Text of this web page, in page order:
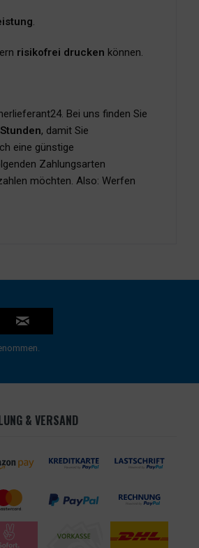
.
risikofrei drucken können.
Bei uns finden Sie
, damit Sie
eine günstige
Zahlungsarten
möchten. Also: Werfen
& VERSAND